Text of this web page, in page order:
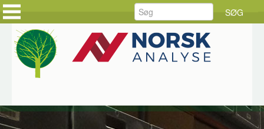
FORSIDE
PRODUKTER
LØSNINGER
FORSIDE
KUNDEHISTORIER